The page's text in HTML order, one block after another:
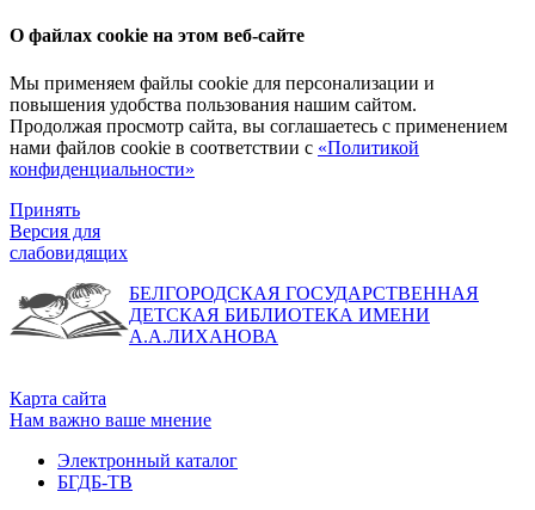
О файлах cookie на этом веб-сайте
Мы применяем файлы cookie для персонализации и
повышения удобства пользования нашим сайтом.
Продолжая просмотр сайта, вы соглашаетесь с применением
нами файлов cookie в соответствии с «Политикой
конфиденциальности»
Принять
Версия для
слабовидящих
БЕЛГОРОДСКАЯ ГОСУДАРСТВЕННАЯ
ДЕТСКАЯ БИБЛИОТЕКА ИМЕНИ
А.А.ЛИХАНОВА
Карта сайта
Нам важно ваше мнение
Электронный каталог
БГДБ-ТВ